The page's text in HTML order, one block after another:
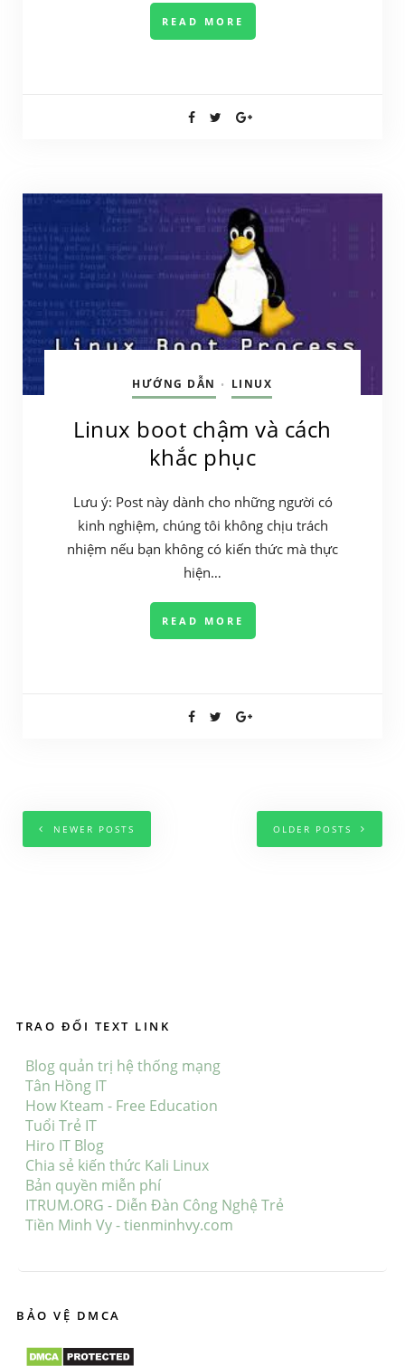
READ MORE
HƯỚNG DẪN • LINUX
Linux boot chậm và cách
khắc phục
Lưu ý: Post này dành cho những người có
kinh nghiệm, chúng tôi không chịu trách
nhiệm nếu bạn không có kiến thức mà thực
hiện…
READ MORE
OLDER POSTS
NEWER POSTS
TRAO ĐỔI TEXT LINK
Blog quản trị hệ thống mạng
Tân Hồng IT
How Kteam - Free Education
Tuổi Trẻ IT
Hiro IT Blog
Chia sẻ kiến thức Kali Linux
Bản quyền miễn phí
ITRUM.ORG - Diễn Đàn Công Nghệ Trẻ
Tiền Minh Vy - tienminhvy.com
BẢO VỆ DMCA